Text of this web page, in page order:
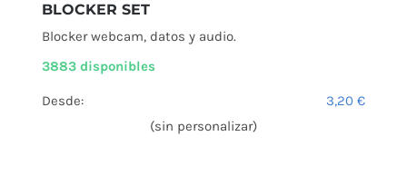
BLOCKER SET
Blocker webcam, datos y audio.
3883 disponibles
Desde: 3,20 €
(sin personalizar)